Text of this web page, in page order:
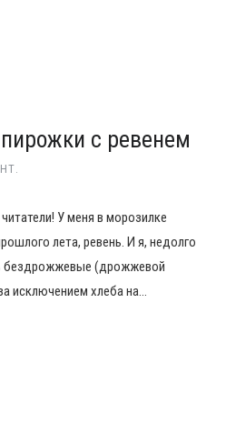
с ревенем
У меня в морозилке
лета, ревень. И я, недолго
бездрожжевые (дрожжевой
исключением хлеба на...